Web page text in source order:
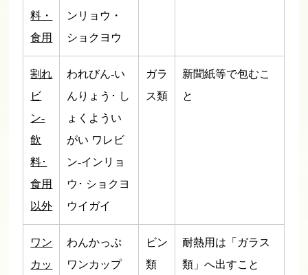
料・
食用
ンリョウ・
ショクヨウ
割れ
ビ
ン-
飲
料･
食用
以外
われびん-い
んりょう･ し
ょくようい
がい ワレビ
ン-インリョ
ウ･ ショクヨ
ウイガイ
ガラ
ス類
新聞紙等で包むこ
と
ワン
カッ
わんかっぷ
ワンカップ
ビン
類
耐熱用は「ガラス
類」へ出すこと